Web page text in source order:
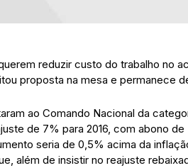
reduzir custo do trabalho no
proposta na mesa e permanece
ao Comando Nacional da
de 7% para 2016, com abono
seria de 0,5% acima da
além de insistir no reajuste